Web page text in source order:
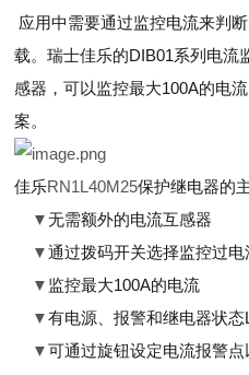
应用中需要通过监控电流来判
载。瑞士佳乐的DIB01系列电流
感器，可以监控最大100A的电
案。
佳乐RN1L40M25保护继电器的
▼无需额外的电流互感器
▼通过拨码开关选择监控过
▼ 监控最大100A的电流
▼有电源、报警和继电器状
▼可通过旋钮设定电流报警